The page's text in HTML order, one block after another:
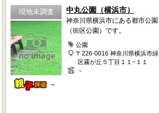
現地未調査
－
中丸公園（横浜市）
神奈川県横浜市にある都市公園
（街区公園）です。
公園
〒226-0016 神奈川県横浜市緑
区霧が丘５丁目１１−１１
－